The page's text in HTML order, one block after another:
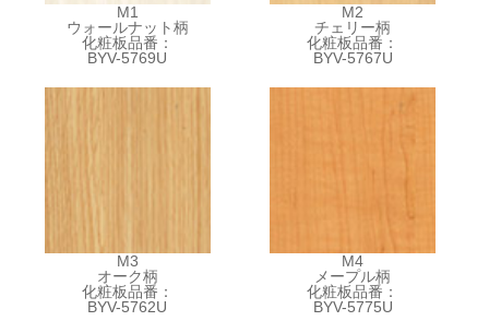
M1
ウォールナット柄
化粧板品番：
BYV-5769U
M2
チェリー柄
化粧板品番：
BYV-5767U
M3
オーク柄
化粧板品番：
BYV-5762U
M4
メープル柄
化粧板品番：
BYV-5775U